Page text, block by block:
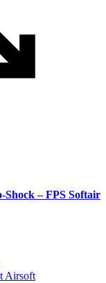
Shock – FPS Softair